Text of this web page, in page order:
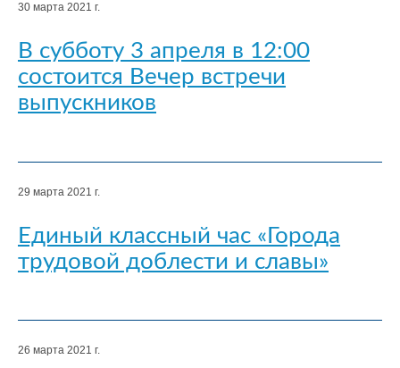
30 марта 2021 г.
В субботу 3 апреля в 12:00
состоится Вечер встречи
выпускников
29 марта 2021 г.
Единый классный час «Города
трудовой доблести и славы»
26 марта 2021 г.